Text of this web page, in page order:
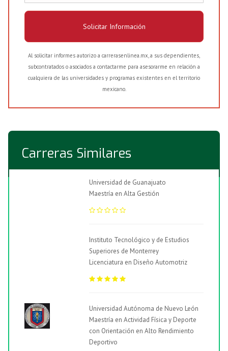
Solicitar Información
Al solicitar informes autorizo a carrerasenlinea.mx, a sus dependientes,
subcontratados o asociados a contactarme para asesorarme en relación a
cualquiera de las universidades y programas existentes en el territorio
mexicano.
Carreras Similares
Universidad de Guanajuato
Maestría en Alta Gestión
Instituto Tecnológico y de Estudios
Superiores de Monterrey
Licenciatura en Diseño Automotriz
Universidad Autónoma de Nuevo León
Maestría en Actividad Física y Deporte
con Orientación en Alto Rendimiento
Deportivo